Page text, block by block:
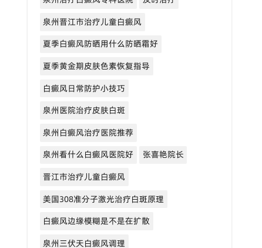
泉州晋江市治疗儿童白癜风
夏季白癜风防晒用什么防晒霜好
夏季黄金期皮肤色素恢复指导
白癜风日常防护小技巧
泉州医院治疗皮肤白斑
泉州白癜风治疗医院推荐
泉州看什么白癜风医院好
张喜艳院长
晋江市治疗儿童白癜风
美国308准分子激光治疗白斑原理
白癜风边缘模糊是不是在扩散
泉州三伏天白癜风调理